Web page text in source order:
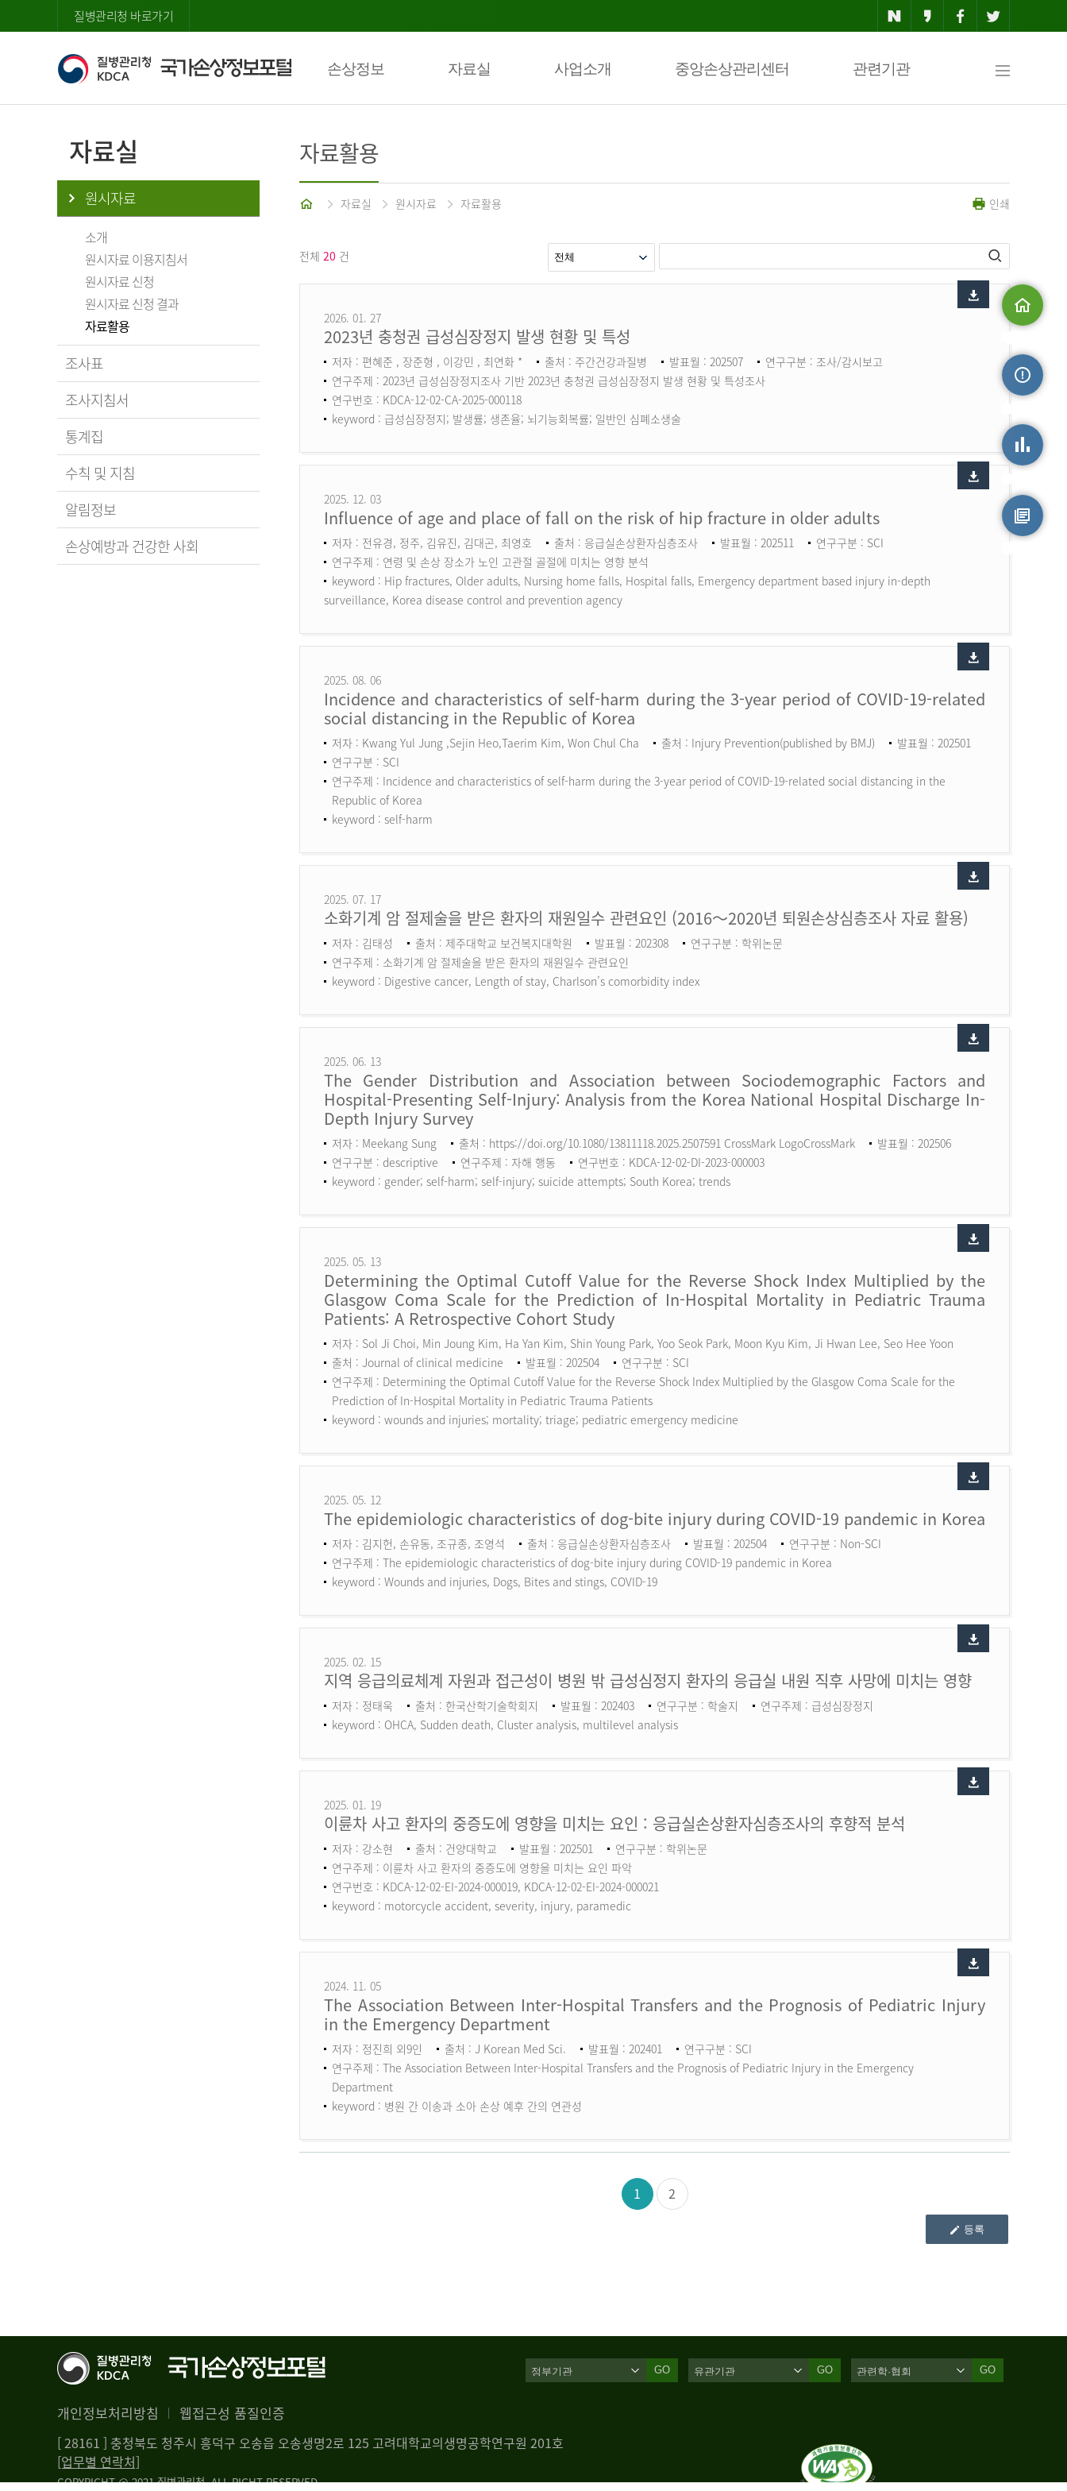
질병관리청 바로가기
손상정보 자료실 사업소개 중앙손상관리센터 관련기관
맵
자료실
원시자료
소개
원시자료 이용지침서
원시자료 신청
원시자료 신청 결과
자료활용
조사표
조사지침서
통계집
수칙 및 지침
알림정보
손상예방과 건강한 사회
자료활용
홈 자료실 원시자료 자료활용 인쇄
전체 20 건
2026. 01. 27
2023년 충청권 급성심장정지 발생 현황 및 특성
저자 : 편혜준 , 장준형 , 이강민 , 최연화 * 출처 : 주간건강과질병 발표월 : 202507
연구구분 : 조사/감시보고
연구주제 : 2023년 급성심장정지조사 기반 2023년 충청권 급성심장정지 발생 현황 및 특성조사
연구번호 : KDCA-12-02-CA-2025-000118
keyword : 급성심장정지; 발생률; 생존율; 뇌기능회복률; 일반인 심폐소생술
2025. 12. 03
Influence of age and place of fall on the risk of hip fracture in older adults
저자 : 전유경, 정주, 김유진, 김대곤, 최영호 출처 : 응급실손상환자심층조사 발표월 : 202511
연구구분 : SCI
연구주제 : 연령 및 손상 장소가 노인 고관절 골절에 미치는 영향 분석
keyword : Hip fractures, Older adults, Nursing home falls, Hospital falls, Emergency department based injury in-depth
surveillance, Korea disease control and prevention agency
2025. 08. 06
Incidence and characteristics of self-harm during the 3-year period of COVID-19-related
social distancing in the Republic of Korea
저자 : Kwang Yul Jung ,Sejin Heo,Taerim Kim, Won Chul Cha 출처 : Injury Prevention(published by BMJ)
발표월 : 202501
연구구분 : SCI
연구주제 : Incidence and characteristics of self-harm during the 3-year period of COVID-19-related social distancing in the
Republic of Korea
keyword : self-harm
2025. 07. 17
소화기계 암 절제술을 받은 환자의 재원일수 관련요인 (2016～2020년 퇴원손상심층조사 자료 활용)
저자 : 김태성 출처 : 제주대학교 보건복지대학원 발표월 : 202308
연구구분 : 학위논문
연구주제 : 소화기계 암 절제술을 받은 환자의 재원일수 관련요인
keyword : Digestive cancer, Length of stay, Charlson’s comorbidity index
2025. 06. 13
The Gender Distribution and Association between Sociodemographic Factors and
Hospital-Presenting Self-Injury: Analysis from the Korea National Hospital Discharge In-
Depth Injury Survey
저자 : Meekang Sung 출처 : https://doi.org/10.1080/13811118.2025.2507591 CrossMark LogoCrossMark
발표월 : 202506
연구구분 : descriptive
연구주제 : 자해 행동
연구번호 : KDCA-12-02-DI-2023-000003
keyword : gender; self-harm; self-injury; suicide attempts; South Korea; trends
2025. 05. 13
Determining the Optimal Cutoff Value for the Reverse Shock Index Multiplied by the
Glasgow Coma Scale for the Prediction of In-Hospital Mortality in Pediatric Trauma
Patients: A Retrospective Cohort Study
저자 : Sol Ji Choi, Min Joung Kim, Ha Yan Kim, Shin Young Park, Yoo Seok Park, Moon Kyu Kim, Ji Hwan Lee, Seo Hee Yoon
출처 : Journal of clinical medicine
발표월 : 202504
연구구분 : SCI
연구주제 : Determining the Optimal Cutoff Value for the Reverse Shock Index Multiplied by the Glasgow Coma Scale for the
Prediction of In-Hospital Mortality in Pediatric Trauma Patients
keyword : wounds and injuries; mortality; triage; pediatric emergency medicine
2025. 05. 12
The epidemiologic characteristics of dog-bite injury during COVID-19 pandemic in Korea
저자 : 김지헌, 손유동, 조규종, 조영석 출처 : 응급실손상환자심층조사 발표월 : 202504
연구구분 : Non-SCI
연구주제 : The epidemiologic characteristics of dog-bite injury during COVID-19 pandemic in Korea
keyword : Wounds and injuries, Dogs, Bites and stings, COVID-19
2025. 02. 15
지역 응급의료체계 자원과 접근성이 병원 밖 급성심정지 환자의 응급실 내원 직후 사망에 미치는 영향
저자 : 정태욱 출처 : 한국산학기술학회지 발표월 : 202403 연구구분 : 학술지
연구주제 : 급성심장정지
keyword : OHCA, Sudden death, Cluster analysis, multilevel analysis
2025. 01. 19
이륜차 사고 환자의 중증도에 영향을 미치는 요인 : 응급실손상환자심층조사의 후향적 분석
저자 : 강소현 출처 : 건양대학교 발표월 : 202501
연구구분 : 학위논문
연구주제 : 이륜차 사고 환자의 중증도에 영향을 미치는 요인 파악
연구번호 : KDCA-12-02-EI-2024-000019, KDCA-12-02-EI-2024-000021
keyword : motorcycle accident, severity, injury, paramedic
2024. 11. 05
The Association Between Inter-Hospital Transfers and the Prognosis of Pediatric Injury
in the Emergency Department
저자 : 정진희 외9인 출처 : J Korean Med Sci. 발표월 : 202401
연구구분 : SCI
연구주제 : The Association Between Inter-Hospital Transfers and the Prognosis of Pediatric Injury in the Emergency
Department
keyword : 병원 간 이송과 소아 손상 예후 간의 연관성
1 2
등록
개인정보처리방침 웹접근성 품질인증
GO GO GO
[ 28161 ] 충청북도 청주시 흥덕구 오송읍 오송생명2로 125 고려대학교의생명공학연구원 201호
[업무별 연락처]
COPYRIGHT @ 2021 질병관리청. ALL RIGHT RESERVED
손상정보
손상통계